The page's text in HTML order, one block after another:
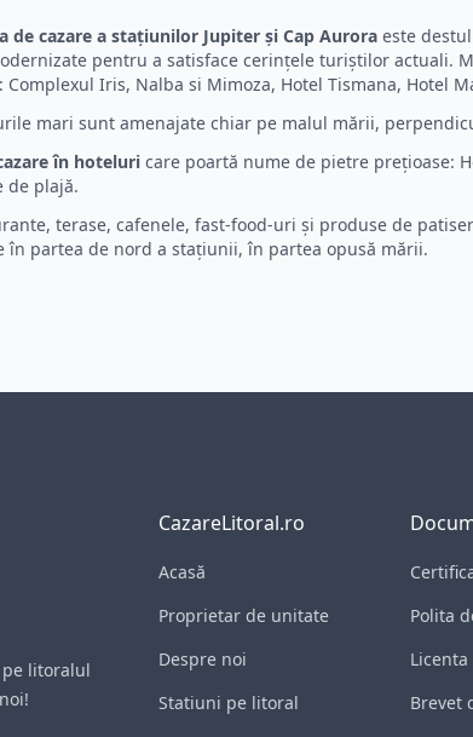
de cazare a stațiunilor Jupiter și Cap Aurora este
pentru a satisface cerințele turiștilor actuali.
Iris, Nalba si Mimoza, Hotel Tismana, Hotel
mari sunt amenajate chiar pe malul mării,
în hoteluri care poartă nume de pietre prețioase:
de plajă.
terase, cafenele, fast-food-uri și produse de
partea de nord a stațiunii, în partea opusă mării.
pe litoralul
CazareLitoral.ro
Acasă
Proprietar de unitate
Despre noi
Statiuni pe litoral
Polita
Brevet